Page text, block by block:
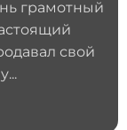
грамотный
свой